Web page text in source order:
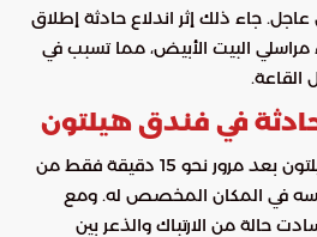
جاء ذلك إثر اندلاع حادثة إطلاق
البيت الأبيض، مما تسبب في
القاعة.
في فندق هيلتون
بدأت الأزمة داخل فندق هيلتون بعد مرور نحو 15 دقيقة فقط من
في المكان المخصص له. ومع
حالة من الارتباك والذعر بين